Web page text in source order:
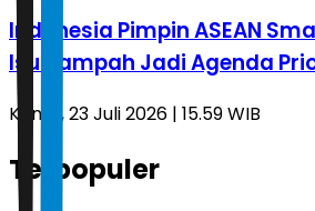
Indonesia Pimpin ASEAN
Isu Sampah Jadi Agenda
Kamis, 23 Juli 2026 | 15.59 WIB
Terpopuler